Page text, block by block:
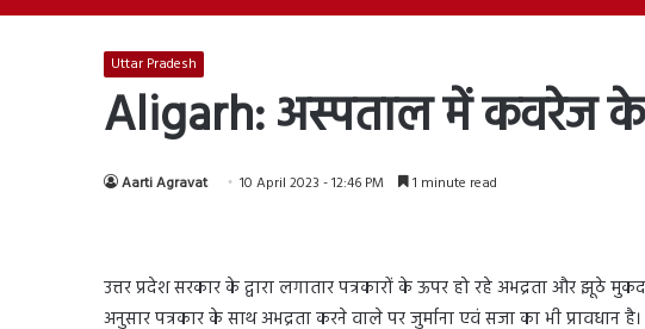
Uttar Pradesh
Aligarh: अस्पताल में कवरेज के
Aarti Agravat 10 April 2023 - 12:46 PM 1 minute read
उत्तर प्रदेश सरकार के द्वारा लगातार पत्रकारों के ऊपर हो रहे अभद्रता और
अनुसार पत्रकार के साथ अभद्रता करने वाले पर जुर्माना एवं सजा का भी